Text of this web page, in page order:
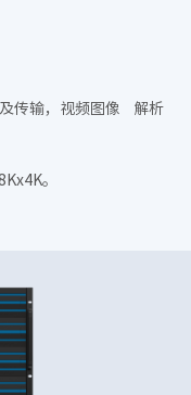
及传输，视频图像 解析
。